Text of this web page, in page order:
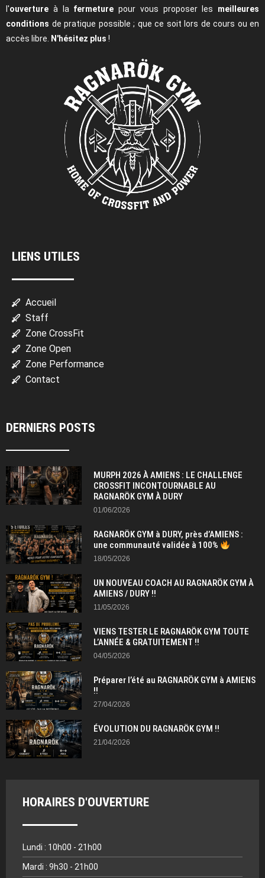
l'ouverture à lafermeture pour vous proposer les meilleures
conditions de pratique possible ; que ce soit lors de cours ou en
accès libre. N'hésitez plus !
LIENS UTILES
Accueil
Staff
Zone CrossFit
Zone Open
Zone Performance
Contact
DERNIERS POSTS
MURPH 2026 À AMIENS : LE CHALLENGE
CROSSFIT INCONTOURNABLE AU
RAGNARÖK GYM À DURY
01/06/2026
RAGNARÖK GYM à DURY, près d’AMIENS :
une communauté validée à 100%
18/05/2026
UN NOUVEAU COACH AU RAGNARÖK GYM À
AMIENS / DURY !!
11/05/2026
VIENS TESTER LE RAGNARÖK GYM TOUTE
L’ANNÉE & GRATUITEMENT !!
04/05/2026
Préparer l’été au RAGNARÖK GYM à AMIENS
!!
27/04/2026
ÉVOLUTION DU RAGNARÖK GYM !!
21/04/2026
HORAIRES D'OUVERTURE
Lundi : 10h00 - 21h00
Mardi : 9h30 - 21h00